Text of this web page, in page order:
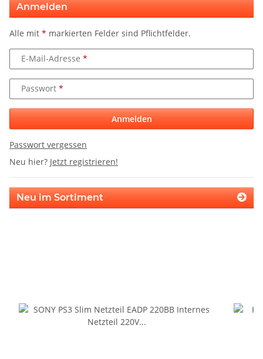
Anmelden
Alle mit * markierten Felder sind Pflichtfelder.
E-Mail-Adresse
Passwort
Anmelden
Passwort vergessen
Neu hier? Jetzt registrieren!
Neu im Sortiment